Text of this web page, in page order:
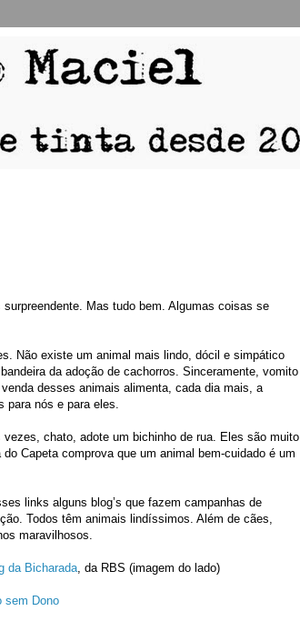
Mas tudo bem. Algumas coisas se
Não existe um animal mais lindo, dócil e simpático
da adoção de cachorros. Sinceramente, vomito
desses animais alimenta, cada dia mais, a
para nós e para eles.
chato, adote um bichinho de rua. Eles são muito
Capeta comprova que um animal bem-cuidado é um
links alguns blog’s que fazem campanhas de
Todos têm animais lindíssimos. Além de cães,
maravilhosos.
da Bicharada , da RBS (imagem do lado)
sem Dono